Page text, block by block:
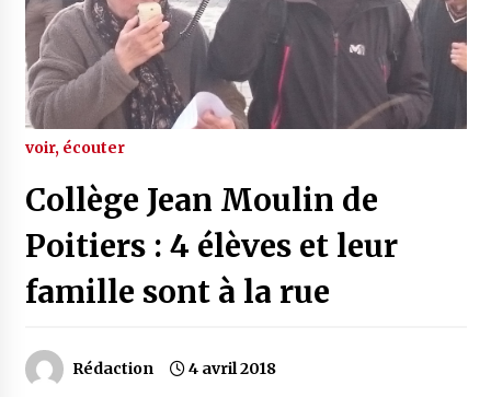
voir, écouter
Collège Jean Moulin de
Poitiers : 4 élèves et leur
famille sont à la rue
Rédaction 4 avril 2018